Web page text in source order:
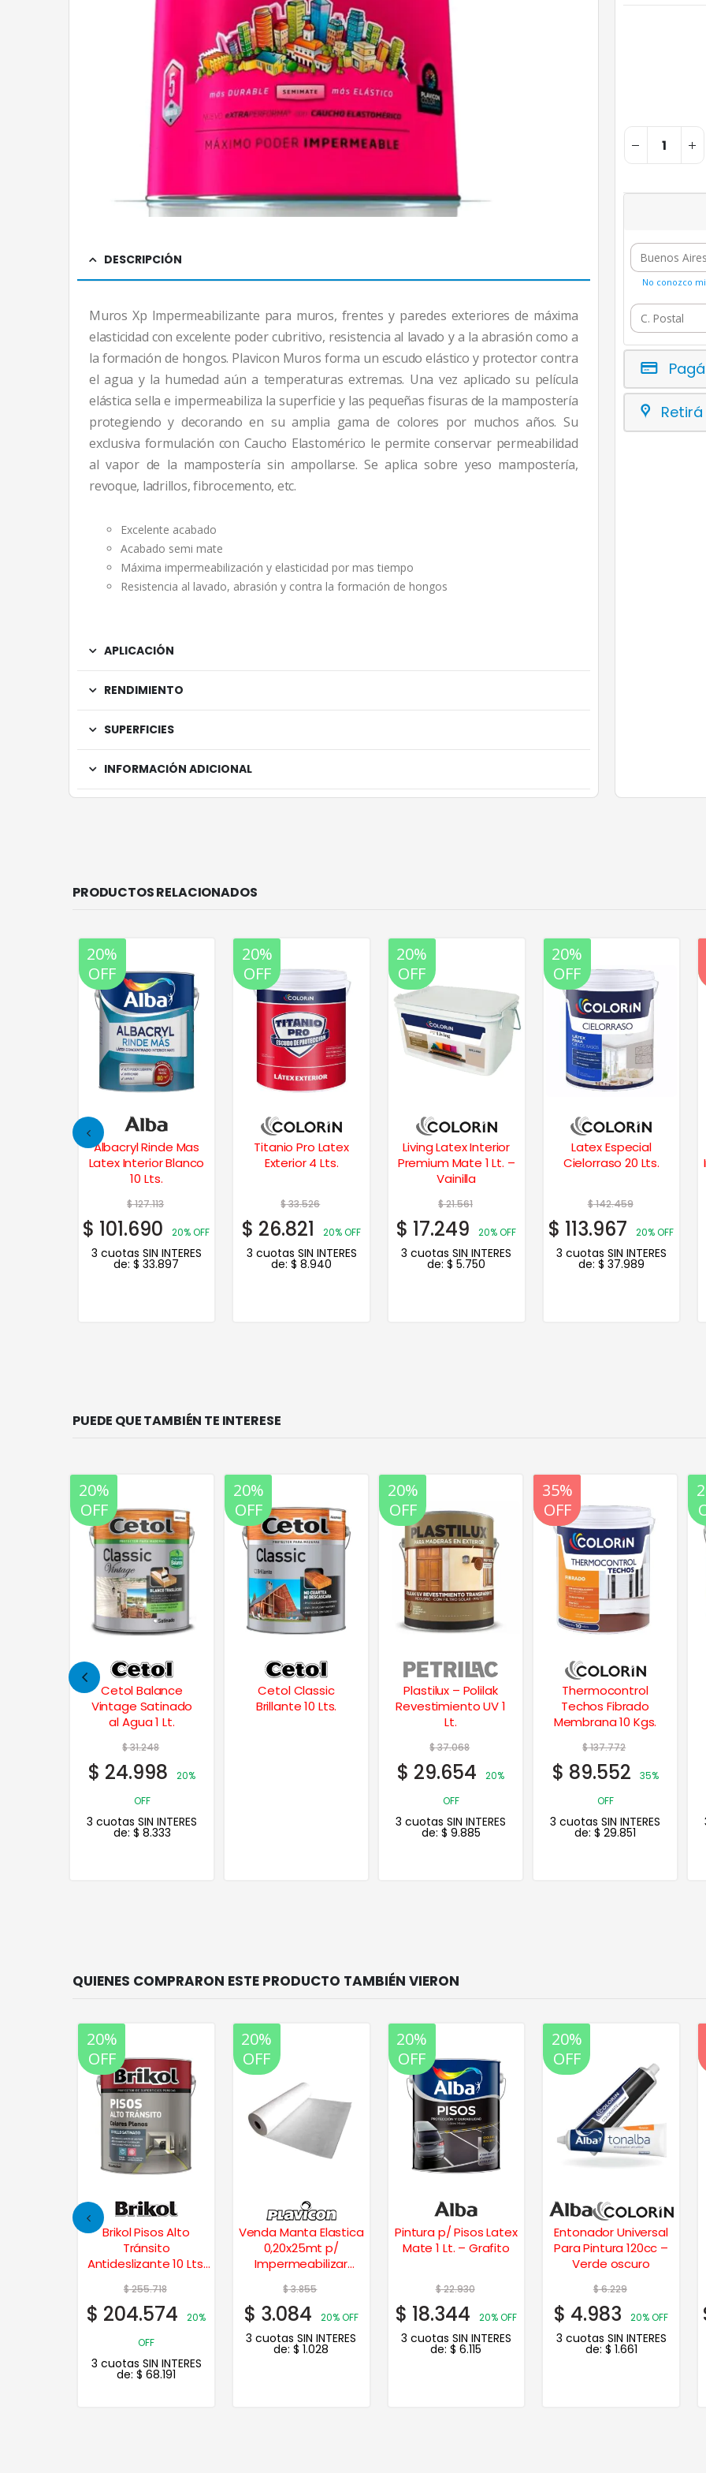
DESCRIPCIÓN
Muros Xp Impermeabilizante para muros, frentes y paredes exteriores de máxima
elasticidad con excelente poder cubritivo, resistencia al lavado y a la abrasión como a
la formación de hongos. Plavicon Muros forma un escudo elástico y protector contra
el agua y la humedad aún a temperaturas extremas. Una vez aplicado su película
elástica sella e impermeabiliza la superficie y las pequeñas fisuras de la mampostería
protegiendo y decorando en su amplia gama de colores por muchos años. Su
exclusiva formulación con Caucho Elastomérico le permite conservar permeabilidad
al vapor de la mampostería sin ampollarse. Se aplica sobre yeso mampostería,
revoque, ladrillos, fibrocemento, etc.
Excelente acabado
Acabado semi mate
Máxima impermeabilización y elasticidad por mas tiempo
Resistencia al lavado, abrasión y contra la formación de hongos
APLICACIÓN
RENDIMIENTO
SUPERFICIES
INFORMACIÓN ADICIONAL
No conozco
PRODUCTOS RELACIONADOS
20%
OFF
Albacryl Rinde Mas
Latex Interior Blanco
10 Lts.
$127.113
$ 101.690 20% OFF
3 cuotas SIN INTERES
de:$ 33.897
20%
OFF
Titanio Pro Latex
Exterior 4 Lts.
$33.526
$ 26.821 20% OFF
3 cuotas SIN INTERES
de:$ 8.940
20%
OFF
Living Latex Interior
Premium Mate 1 Lt. –
Vainilla
$21.561
$ 17.249 20% OFF
3 cuotas SIN INTERES
de:$ 5.750
20%
OFF
Latex Especial
Cielorraso 20 Lts.
$142.459
$ 113.967 20% OFF
3 cuotas SIN INTERES
de: $ 37.989
PUEDE QUE TAMBIÉN TE INTERESE
20%
OFF
Cetol Classic
Brillante 10 Lts.
20%
OFF
Plastilux – Polilak
Revestimiento UV 1
20%
OFF
35%
OFF
Thermocontrol
Techos Fibrado
Membrana 10 Kgs.
$137.772
$ 89.552
35%
OFF
3 cuotas SIN INTERES
de: $29.851
20%
OFF
Vitrolux Esmalte
Sintetico Negro
Brillante 1/4 Lt.
$10.616
$ 8.493
20%
OFF
3 cuotas SIN INTERES
de:$2.831
20%
OFF
Brikol Pisos Alto
Tránsito
Antideslizante 10 Lts.
$255.718
$ 204.574
20%
OFF
3 cuotas SIN INTERES
de:$ 68.191
20%
OFF
Venda Manta Elastica
0,20x25mt p/
Impermeabilizar
$3.855
$ 3.084 20% OFF
3 cuotas SIN INTERES
de:$ 1.028
20%
OFF
Pintura p/ Pisos Latex
Mate 1 Lt. – Grafito
$22.930
$ 18.344 20% OFF
3 cuotas SIN INTERES
de:$ 6.115
20%
OFF
Entonador Universal
Para Pintura 120cc –
Verde oscuro
$6.229
$ 4.983 20% OFF
3 cuotas SIN INTERES
de: $ 1.661